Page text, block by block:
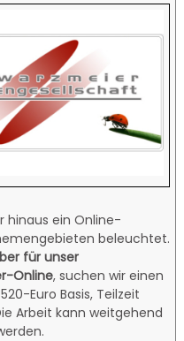
hinaus ein Online-
beleuchtet.
für unser
Online, suchen wir einen
Euro Basis, Teilzeit
Arbeit kann weitgehend